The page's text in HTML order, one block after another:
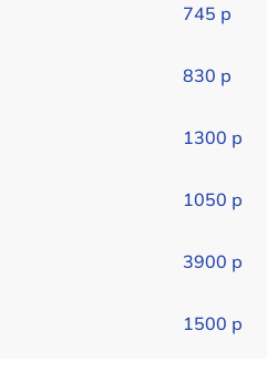
745 р
830 р
1300 р
1050 р
3900 р
1500 р